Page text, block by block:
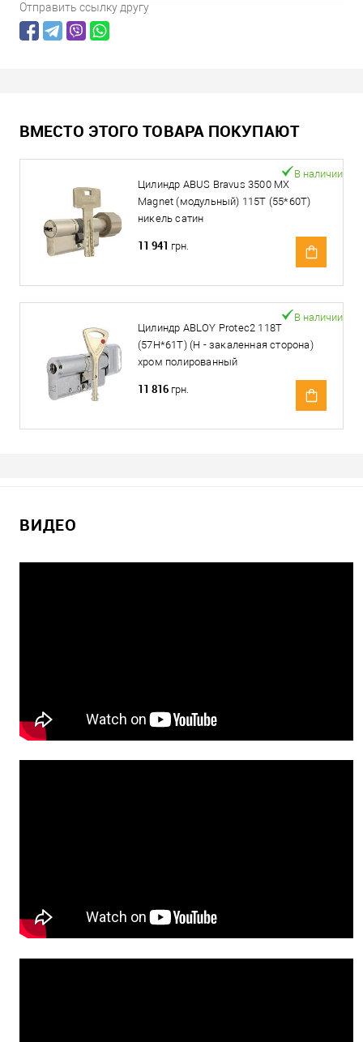
Отправить ссылку другу
ВМЕСТО ЭТОГО ТОВАРА ПОКУПАЮТ
Цилиндр ABUS Bravus 3500 MX
Magnet (модульный) 115T (55*60T)
никель сатин
В наличии
11 941 грн.
Цилиндр ABLOY Protec2 118T
(57Н*61T) (Н - закаленная сторона)
хром полированный
В наличии
11 816 грн.
ВИДЕО